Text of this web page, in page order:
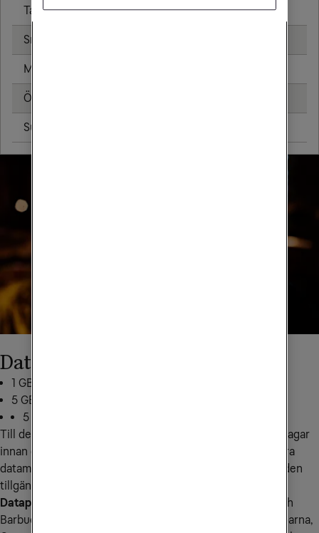
Ta emot samtal 20,00 kr/min
Sms
Mms
Öppningsavgift
Surfa utan surfpaket
Datapaket till Nordamerika
1 GB för 199 kr: skicka
5 GB för 349 kr: skicka
5 GB för 499 kr: skicka
Till det här landet kan du köpa till mobildata tidigast 30 dagar
innan du vill använda den. När du börjar använda den extra
datamängden i den region du befinner dig i är datamängden
tillgänglig i 14 dagar.
Datapaketet gäller i följande länder:
Anguilla, Antigua och
Barbuda, Bahamas, Barbados, Bermuda, Brittiska Jungfruöarna,